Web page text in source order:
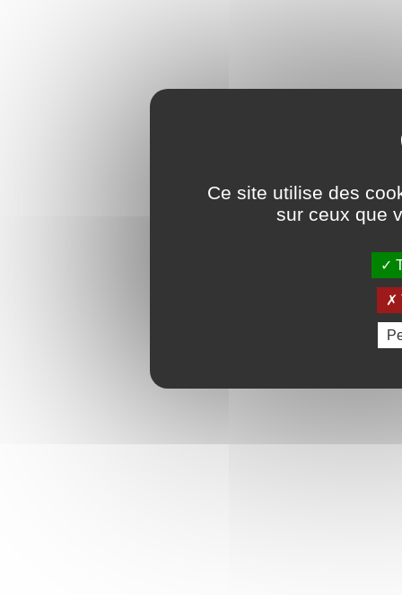
Ce site utilise des
sur ceux que